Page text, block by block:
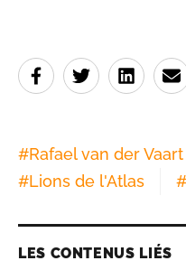
#Rafael van der Vaart
#Lions de l'Atlas #
LES CONTENUS LIÉS